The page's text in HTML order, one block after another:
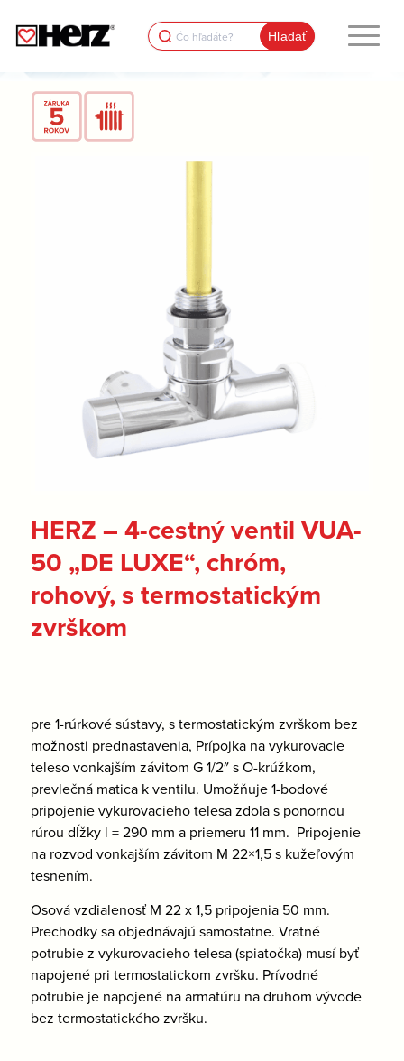
Search
for:
HERZ – 4-cestný ventil VUA-
50 „DE LUXE“, chróm,
rohový, s termostatickým
zvrškom
pre 1-rúrkové sústavy, s termostatickým zvrškom bez
možnosti prednastavenia, Prípojka na vykurovacie
teleso vonkajším závitom G 1/2″ s O-krúžkom,
prevlečná matica k ventilu. Umožňuje 1-bodové
pripojenie vykurovacieho telesa zdola s ponornou
rúrou dĺžky l = 290 mm a priemeru 11 mm. Pripojenie
na rozvod vonkajším závitom M 22×1,5 s kužeľovým
tesnením.
Osová vzdialenosť M 22 x 1,5 pripojenia 50 mm.
Prechodky sa objednávajú samostatne. Vratné
potrubie z vykurovacieho telesa (spiatočka) musí byť
napojené pri termostatickom zvršku. Prívodné
potrubie je napojené na armatúru na druhom vývode
bez termostatického zvršku.